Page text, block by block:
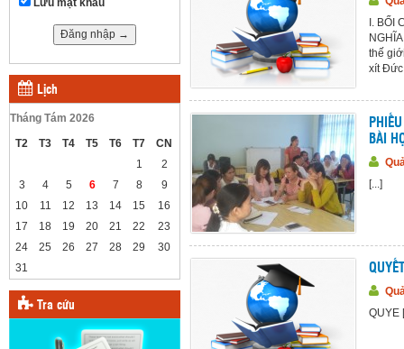
Lưu mật khẩu
Lịch
Tháng Tám 2026
T2
T3 T4 T5 T6 T7
CN
1
2
3
4 5 6 7 8
9
10
11 12 13 14 15
16
17
18 19 20 21 22
23
24
25 26 27 28 29
30
31
Tra cứu
I. BỐI
thế
xít
BÀI
[...]
QUYE